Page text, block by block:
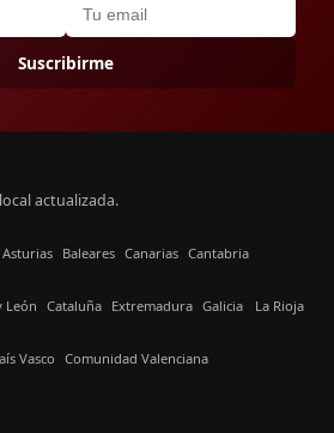
Suscribirme
actualizada.
Asturias Baleares Canarias Cantabria
León Cataluña Extremadura Galicia La Rioja
Vasco Comunidad Valenciana